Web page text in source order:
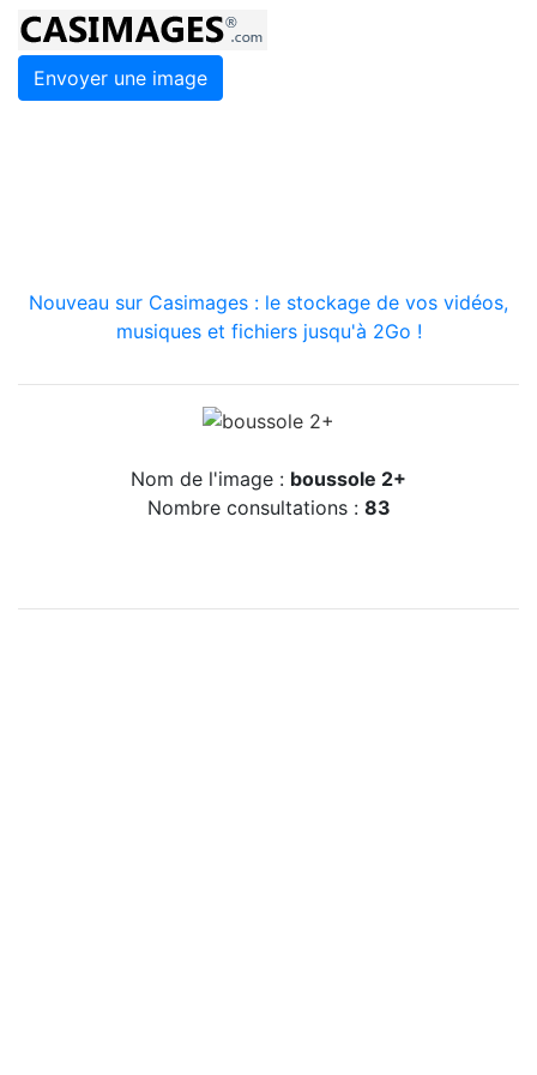
Envoyer une image
Nouveau sur Casimages : le stockage de vos vidéos,
musiques et fichiers jusqu'à 2Go !
Nom de l'image : boussole 2+
Nombre consultations : 83